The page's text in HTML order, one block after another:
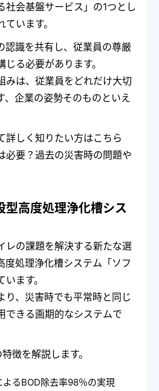
社会基盤サービス」の1つとし
います。
認識を共有し、従業員の尊厳
る必要があります。
みは、従業員をどれだけ大切
、企業の姿勢そのものといえ
しく知りたい方はこちら
必要？過去の災害時の問題や
型高度処理浄化槽シス
レの課題を解決する新たな選
度処理浄化槽システム「ソフ
ます。
り、災害時でも平常時と同じ
できる画期的なシステムで
徴を解説します。
るBOD除去率98％の実現